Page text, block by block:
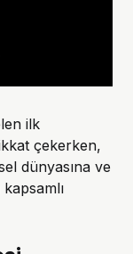
ilk
çekerken,
dünyasına ve